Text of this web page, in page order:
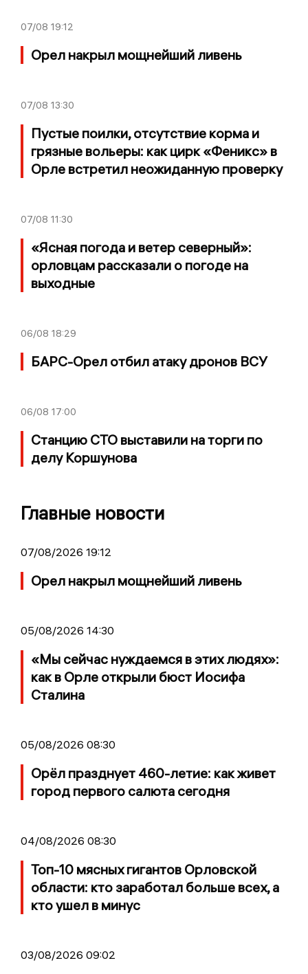
07/08 19:12
Орел накрыл мощнейший ливень
07/08 13:30
Пустые поилки, отсутствие корма и
грязные вольеры: как цирк «Феникс» в
Орле встретил неожиданную проверку
07/08 11:30
«Ясная погода и ветер северный»:
орловцам рассказали о погоде на
выходные
06/08 18:29
БАРС-Орел отбил атаку дронов ВСУ
06/08 17:00
Станцию СТО выставили на торги по
делу Коршунова
Главные новости
07/08/2026 19:12
Орел накрыл мощнейший ливень
05/08/2026 14:30
«Мы сейчас нуждаемся в этих людях»:
как в Орле открыли бюст Иосифа
Сталина
05/08/2026 08:30
Орёл празднует 460-летие: как живет
город первого салюта сегодня
04/08/2026 08:30
Топ-10 мясных гигантов Орловской
области: кто заработал больше всех, а
кто ушел в минус
03/08/2026 09:02